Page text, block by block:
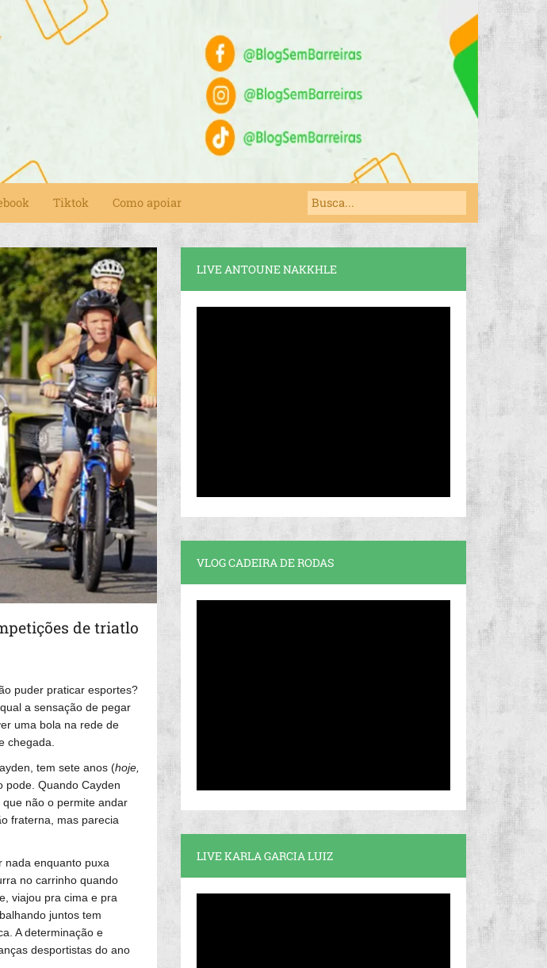
Tiktok Como apoiar
de triatlo
puder praticar esportes?
a sensação de pegar
uma bola na rede de
chegada.
tem sete anos (hoje,
pode. Quando Cayden
não o permite andar
fraterna, mas parecia
nada enquanto puxa
no carrinho quando
viajou pra cima e pra
juntos tem
A determinação e
desportistas do ano
LIVE ANTOUNE NAKKHLE
VLOG CADEIRA DE RODAS
LIVE KARLA GARCIA LUIZ